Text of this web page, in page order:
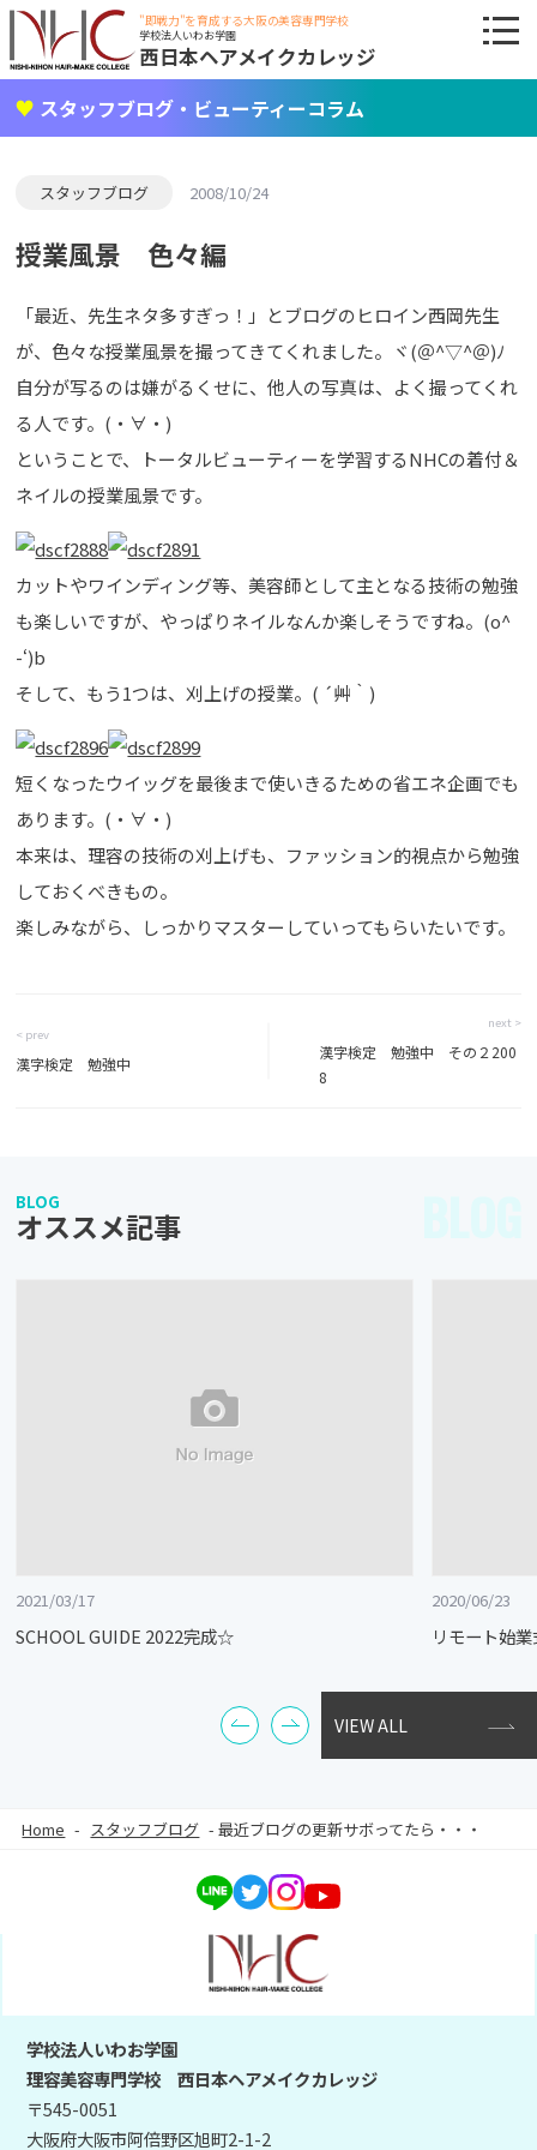
"即戦力"を育成する大阪の美容専門学校
学校法人いわお学園
西日本ヘアメイクカレッジ
スタッフブログ・ビューティーコラム
スタッフブログ 2008/10/24
授業風景 色々編
「最近、先生ネタ多すぎっ！」とブログのヒロイン西岡先生
が、色々な授業風景を撮ってきてくれました。ヾ(＠^▽^＠)ﾉ
自分が写るのは嫌がるくせに、他人の写真は、よく撮ってくれ
る人です。(・∀・)
ということで、トータルビューティーを学習するNHCの着付＆
ネイルの授業風景です。
カットやワインディング等、美容師として主となる技術の勉強
も楽しいですが、やっぱりネイルなんか楽しそうですね。(o^
-‘)b
そして、もう1つは、刈上げの授業。( ´艸｀)
短くなったウイッグを最後まで使いきるための省エネ企画でも
あります。(・∀・)
本来は、理容の技術の刈上げも、ファッション的視点から勉強
しておくべきもの。
楽しみながら、しっかりマスターしていってもらいたいです。
< prev
漢字検定 勉強中
next >
漢字検定 勉強中 その２200
8
BLOG
オススメ記事
2021/03/17
SCHOOL GUIDE 2022完成☆
2020/06/23
リモート始
VIEW ALL
Home - スタッフブログ -最近ブログの更新サボってたら・・・
学校法人いわお学園
理容美容専門学校 西日本ヘアメイクカレッジ
〒545-0051
大阪府大阪市阿倍野区旭町2-1-2